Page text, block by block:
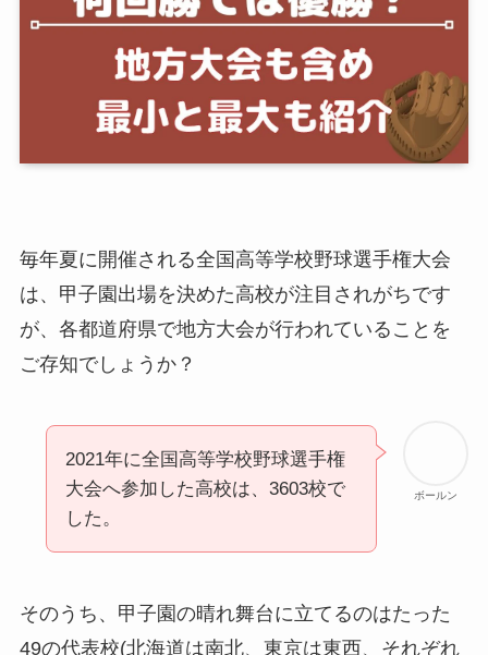
毎年夏に開催される全国高等学校野球選手権大会
は、甲子園出場を決めた高校が注目されがちです
が、各都道府県で地方大会が行われていることを
ご存知でしょうか？
ボールン
2021年に全国高等学校野球選手権
大会へ参加した高校は、3603校で
した。
そのうち、甲子園の晴れ舞台に立てるのはたった
49の代表校(北海道は南北、東京は東西、それぞれ